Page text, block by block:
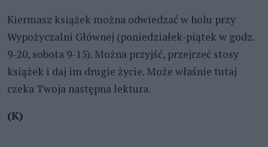
Kiermasz książek można odwiedzać w holu przy
Wypożyczalni Głównej (poniedziałek-piątek w godz.
9-20, sobota 9-15). Można przyjść, przejrzeć stosy
książek i daj im drugie życie. Może właśnie tutaj
czeka Twoja następna lektura.
(K)